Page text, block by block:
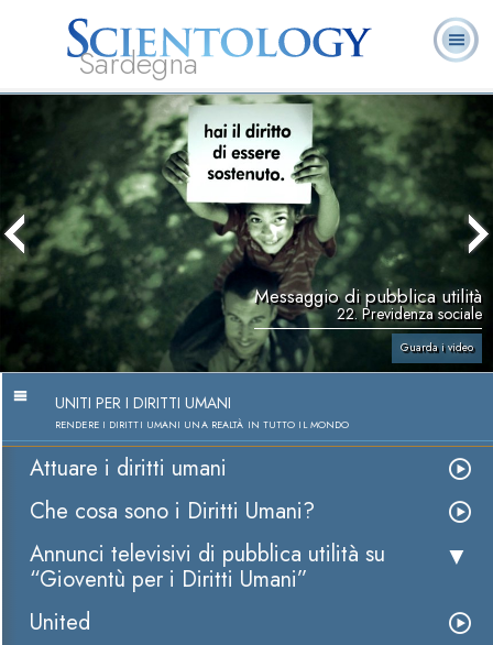
Sardegna
Che cos’è
Scientology?
Ministri
Volontari
Messaggio di pubblica utilità
22. Previdenza sociale
Guarda i video
UNITI PER I DIRITTI UMANI
RENDERE I DIRITTI UMANI UNA REALTÀ IN TUTTO IL MONDO
Attuare i diritti umani
Che cosa sono i Diritti Umani?
Annunci televisivi di pubblica utilità su
“Gioventù per i Diritti Umani”
United